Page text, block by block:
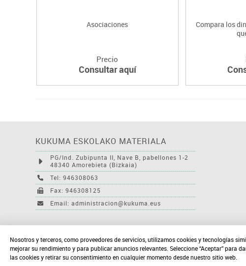
Asociaciones
Precio
Consultar aquí
Compara los
KUKUMA ESKOLAKO MATERIALA
PG/Ind. Zubipunta II, Nave B, pabellones 1-2
48340 Amorebieta (Bizkaia)
Tel: 946308063
Fax: 946308125
Email: administracion@kukuma.eus
Nosotros y terceros, como proveedores de servicios, utilizamos cookies y tecnologías
mejorar su rendimiento y para publicar anuncios relevantes. Seleccione “Aceptar” para
las cookies y retirar su consentimiento en cualquier momento desde nuestro sitio web.